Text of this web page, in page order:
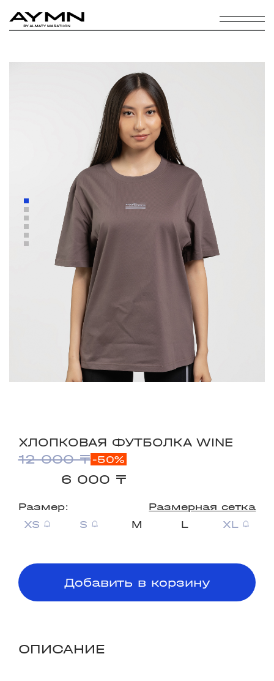
ХЛОПКОВАЯ ФУТБОЛКА WINE
12 000 ₸-50%
6 000 ₸
Размер:
Размерная сетка
XS
S M L XL
Добавить в корзину
ОПИСАНИЕ